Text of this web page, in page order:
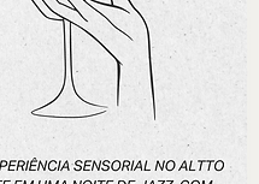
JAZZ
Y
WINE
Ni
gh